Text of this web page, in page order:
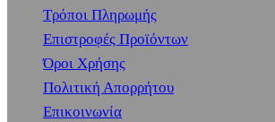
Τρόποι Πληρωμής
Επιστροφές Προϊόντων
Όροι Χρήσης
Πολιτική Απορρήτου
Επικοινωνία